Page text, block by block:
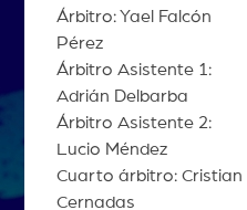
Árbitro: Yael Falcón
Pérez
Árbitro Asistente 1:
Adrián Delbarba
Árbitro Asistente 2:
Lucio Méndez
Cuarto árbitro: Cristian
Cernadas